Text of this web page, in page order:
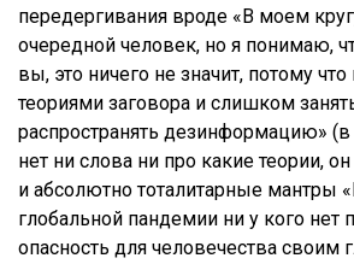
передергивания вроде «В моем
очередной человек, но я понимаю,
вы, это ничего не значит, потому
теориями заговора и слишком
распространять дезинформацию» (в
нет ни слова ни про какие теории,
и абсолютно тоталитарные мантры
глобальной пандемии ни у кого нет
опасность для человечества